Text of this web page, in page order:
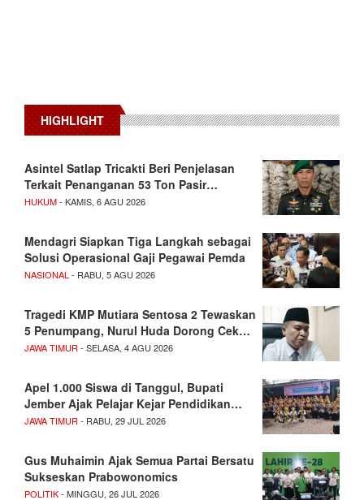
HIGHLIGHT
Asintel Satlap Tricakti Beri Penjelasan
Terkait Penanganan 53 Ton Pasir…
HUKUM- KAMIS, 6 AGU 2026
Mendagri Siapkan Tiga Langkah sebagai
Solusi Operasional Gaji Pegawai Pemda
NASIONAL - RABU, 5 AGU 2026
Tragedi KMP Mutiara Sentosa 2 Tewaskan
5 Penumpang, Nurul Huda Dorong Cek…
JAWA TIMUR - SELASA, 4 AGU 2026
Apel 1.000 Siswa di Tanggul, Bupati
Jember Ajak Pelajar Kejar Pendidikan…
JAWA TIMUR - RABU, 29 JUL 2026
Gus Muhaimin Ajak Semua Partai Bersatu
Sukseskan Prabowonomics
POLITIK- MINGGU, 26 JUL 2026